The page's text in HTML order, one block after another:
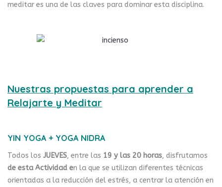
meditar es una de las claves para dominar esta disciplina.
Nuestras propuestas para aprender a
Relajarte y Meditar
YIN YOGA + YOGA NIDRA
Todos los JUEVES, entre las 19 y las 20 horas, disfrutamos
de esta Actividad en la que se utilizan diferentes técnicas
orientadas a la reducción del estrés, a centrar la atención en